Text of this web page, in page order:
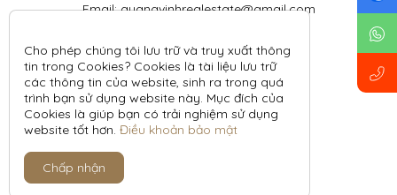
Email: quangvinhrealestate@gmail.com
BĐS Nghỉ Dưỡng
All rights reserved.
Chính sách bảo mật
Điều kiện và điều khoản
Cho phép chúng tôi lưu trữ và truy xuất thông
tin trong Cookies? Cookies là tài liệu lưu trữ
các thông tin của website, sinh ra trong quá
trình bạn sử dụng website này. Mục đích của
Cookies là giúp bạn có trải nghiệm sử dụng
website tốt hơn. Điều khoản bảo mật
Chấp nhận